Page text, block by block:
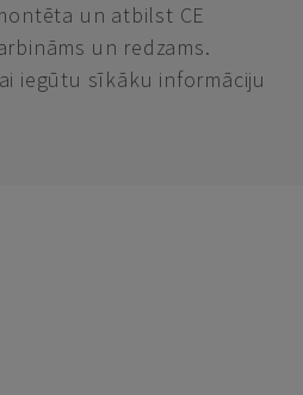
un atbilst CE
un redzams.
iegūtu sīkāku informāciju